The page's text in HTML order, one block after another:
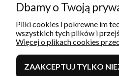
577 609 633
serwis@restoquality.pl
Dbamy o Twoją
Pliki cookies i pokrewne im
wszystkich tych plików i
Więcej o plikach cookies
ZAAKCEPTUJ TYLKO